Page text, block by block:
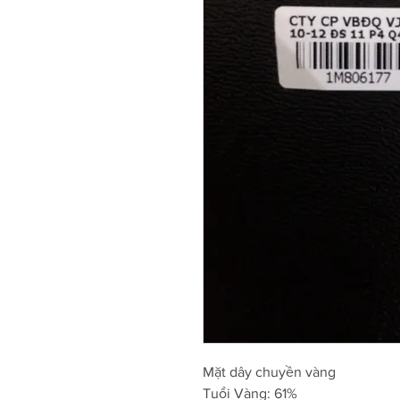
Mặt dây chuyền vàng
Tuổi Vàng: 61%